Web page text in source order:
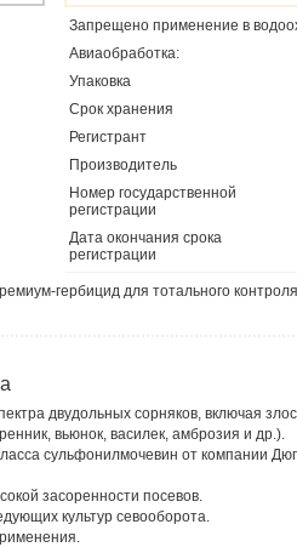
Запрещено применение в
Авиаобработка:
Упаковка
Срок хранения
Регистрант
Производитель
Номер государственной
регистрации
Дата окончания срока
регистрации
гербицид для тотального
двудольных сорняков, включая
вьюнок, василек, амброзия и др.).
сульфонилмочевин от компании
засоренности посевов.
культур севооборота.